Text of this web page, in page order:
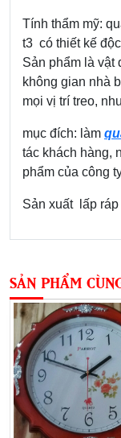
Tính thẩm mỹ:
t3 có thiết kế
Sản phẩm là vật
không gian nhà
mọi vị trí treo,
mục đích: làm
tác khách hàng,
phẩm của công
Sản xuất lấp ráp
SẢN PHẨM